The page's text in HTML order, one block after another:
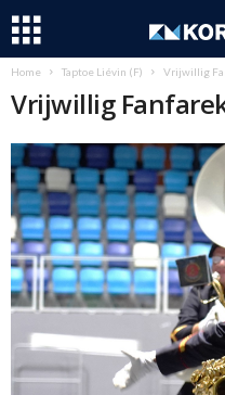
Home Taptoe Liévin (F) Vrijwillig
Vrijwillig